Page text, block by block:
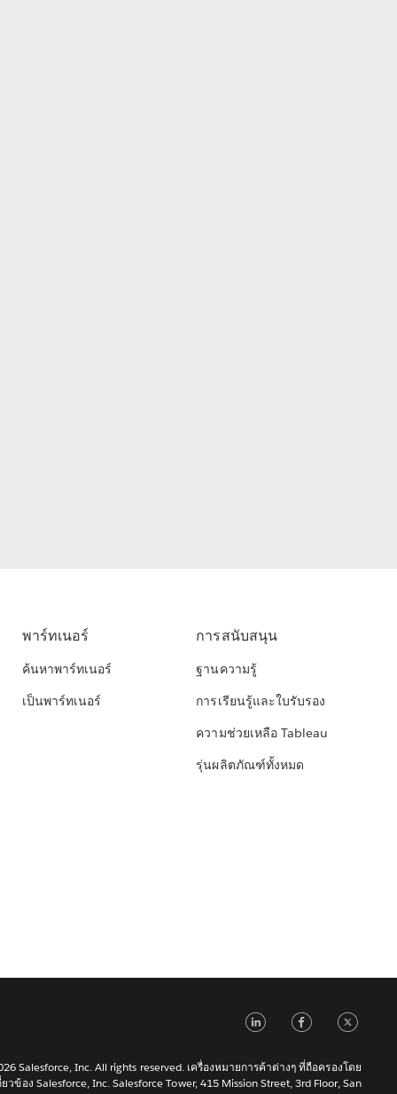
พาร์ทเนอร์
ค้นหาพาร์ทเนอร์
เป็นพาร์ทเนอร์
การสนับสนุน
ฐานความรู้
การเรียนรู้และใบรับรอง
ความช่วยเหลือ Tableau
รุ่นผลิตภัณฑ์ทั้งหมด
LinkedIn
Salesforce, Inc. All rights reserved. เครื่องหมายการค้าต่างๆ ที่ถือครองโดย
ยวข้อง Salesforce, Inc. Salesforce Tower, 415 Mission Street, 3rd Floor, San